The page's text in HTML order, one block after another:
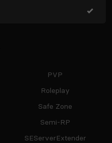
PVP
Roleplay
Safe Zone
Semi-RP
SEServerExtender